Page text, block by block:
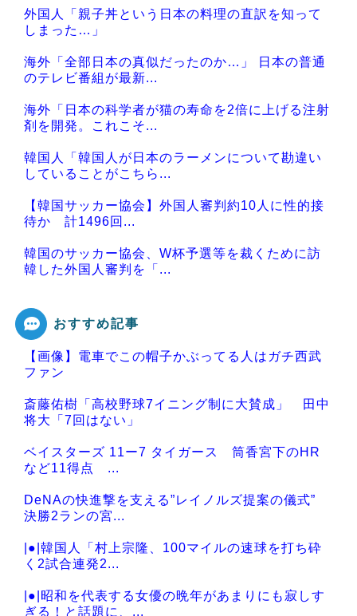
外国人「親子丼という日本の料理の直訳を知って
しまった…」
海外「全部日本の真似だったのか…」 日本の普通
のテレビ番組が最新...
海外「日本の科学者が猫の寿命を2倍に上げる注射
剤を開発。これこそ...
韓国人「韓国人が日本のラーメンについて勘違い
していることがこちら...
【韓国サッカー協会】外国人審判約10人に性的接
待か 計1496回...
韓国のサッカー協会、W杯予選等を裁くために訪
韓した外国人審判を「...
Powered by livedoor 相互RSS
おすすめ記事
【画像】電車でこの帽子かぶってる人はガチ西武
ファン
斎藤佑樹「高校野球7イニング制に大賛成」 田中
将大「7回はない」
ベイスターズ 11ー7 タイガース 筒香宮下のHR
など11得点 ...
DeNAの快進撃を支える”レイノルズ提案の儀式”
決勝2ランの宮...
|●|韓国人「村上宗隆、100マイルの速球を打ち砕
く2試合連発2...
|●|昭和を代表する女優の晩年があまりにも寂しす
ぎる！と話題に、...